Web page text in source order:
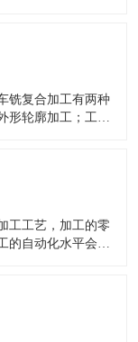
因有以下几个关键
铣复合加工有两种
形轮廓加工；工件
工工艺，加工的零
的自动化水平会比
杂的曲线图，斜面